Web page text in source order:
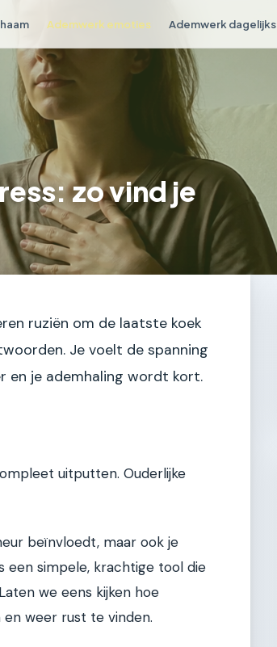
Ademwerk emoties Ademwerk dagelijks
zo vind je
ruziën om de laatste koek
Je voelt de spanning
en je ademhaling wordt kort.
uitputten. Ouderlijke
beïnvloedt, maar ook je
een simpele, krachtige tool die
we eens kijken hoe
weer rust te vinden.